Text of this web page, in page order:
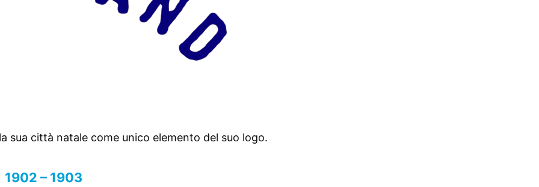
sua città natale come unico elemento del suo logo.
1902 – 1903